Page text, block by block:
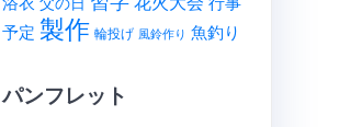
予定 製作 輪投げ 風鈴作り 魚釣り
パンフレット